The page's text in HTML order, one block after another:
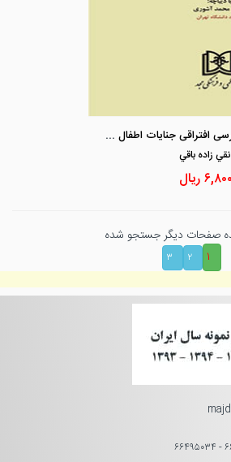
مسئولیت کیفری و دادرسی افتراقی جنایات اطفال و نوجوانان
نقي زاده باقي
ریال
صفحات دیگر جستجو شده
۱
۲ ۳